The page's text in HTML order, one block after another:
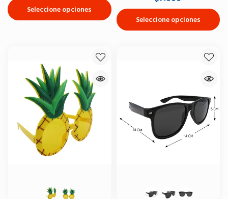
Seleccione opciones
Seleccione opciones